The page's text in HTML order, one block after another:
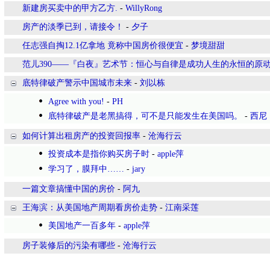
新建房买卖中的甲方乙方. - WillyRong
房产的淡季已到，请接令！ - 夕子
任志强自掏12.1亿拿地 竟称中国房价很便宜 - 梦境甜甜
范儿390——『白夜』艺术节：恒心与自律是成功人生的永恒的原
底特律破产警示中国城市未来 - 刘以栋
Agree with you! - PH
底特律破产是老黑搞得，可不是只能发生在美国吗。
- 西尼
如何计算出租房产的投资回报率 - 沧海行云
投资成本是指你购买房子时 - apple萍
学习了，膜拜中…… - jary
一篇文章搞懂中国的房价 - 阿九
王海滨：从美国地产周期看房价走势 - 江南采莲
美国地产一百多年 - apple萍
房子装修后的污染有哪些 - 沧海行云